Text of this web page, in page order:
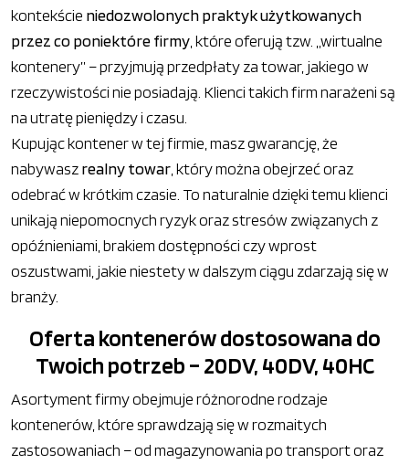
kontekście niedozwolonych praktyk użytkowanych
przez co poniektóre firmy , które oferują tzw. „wirtualne
kontenery” – przyjmują przedpłaty za towar, jakiego w
rzeczywistości nie posiadają. Klienci takich firm narażeni są
na utratę pieniędzy i czasu.
Kupując kontener w tej firmie, masz gwarancję, że
nabywaszrealny towar , który można obejrzeć oraz
odebrać w krótkim czasie. To naturalnie dzięki temu klienci
unikają niepomocnych ryzyk oraz stresów związanych z
opóźnieniami, brakiem dostępności czy wprost
oszustwami, jakie niestety w dalszym ciągu zdarzają się w
branży.
Oferta kontenerów dostosowana do
Twoich potrzeb – 20DV, 40DV, 40HC
Asortyment firmy obejmuje różnorodne rodzaje
kontenerów, które sprawdzają się w rozmaitych
zastosowaniach – od magazynowania po transport oraz